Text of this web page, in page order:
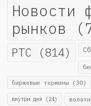
Новости
рынков
РТС (814)
биржевые термины (30)
внутри дня (24)